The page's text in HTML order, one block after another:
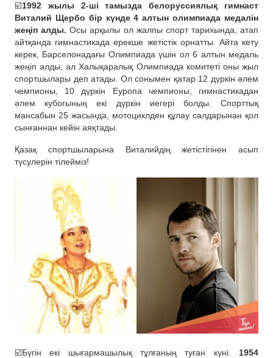
☑️1992 жылы 2-ші тамызда белоруссиялық гимнаст
Виталий Щербо бір күнде 4 алтын олимпиада медалін
жеңіп алды. Осы арқылы ол жалпы спорт тарихында, атап
айтқанда гимнастикада ерекше жетістік орнатты. Айта кету
керек, Барселонадағы Олимпиада үшін ол 6 алтын медаль
жеңіп алды, ал Халықаралық Олимпиада комитеті оны жыл
спортшылары деп атады. Ол сонымен қатар 12 дүркін әлем
чемпионы, 10 дүркін Еуропа чемпионы, гимнастикадан
әлем кубогының екі дүркін иегері болды. Спорттық
мансабын 25 жасында, мотоциклден құлау салдарынан қол
сынғаннан кейін аяқтады.
Қазақ спортшыларына Виталийдің жетістігінен асып
түсулерін тілейміз!
☑️Бүгін екі шығармашылық тұлғаның туған күні. 1954